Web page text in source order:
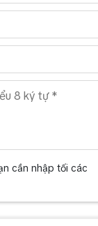
cần nhập tối các